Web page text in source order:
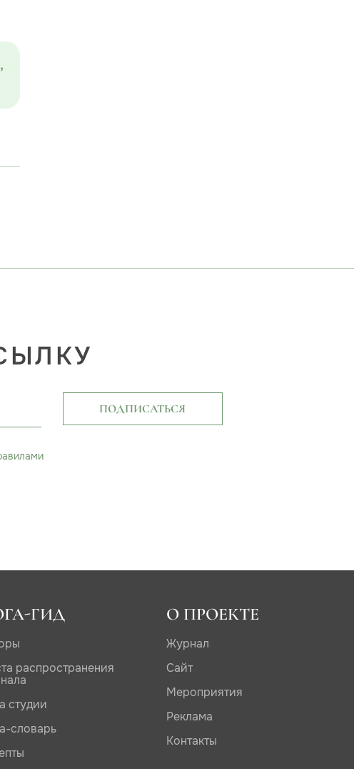
ПОДПИСАТЬСЯ
ГИД
распространения
студии
словарь
О ПРОЕКТЕ
Журнал
Сайт
Мероприятия
Реклама
Контакты